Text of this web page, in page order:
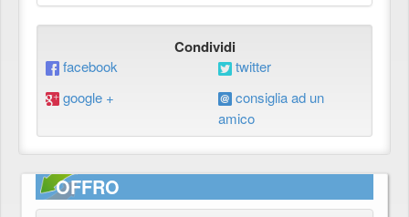
Condividi
facebook
twitter
google +
consiglia ad un
amico
OFFRO